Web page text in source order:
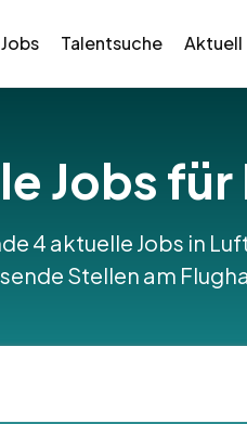
Jobs Talentsuche Aktuell
Jobs
4 aktuelle Jobs in
Stellen am